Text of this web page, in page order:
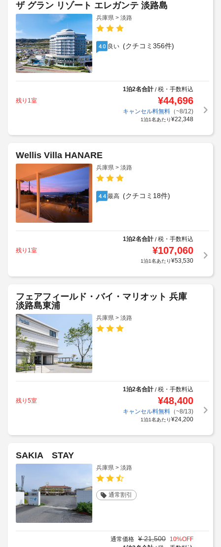
ザ グラン リゾート エレガンテ 淡路島
兵庫県 > 淡路
4.0 良い (クチコミ356件)
1泊2名合計/税・手数料込
残り1室
¥44,696
キャンセル料無料（~8/12)
1泊1名あたり¥22,348
Wellis Villa HANARE
兵庫県 > 淡路
4.4 最高 (クチコミ18件)
1泊2名合計/税・手数料込
残り1室
¥107,060
1泊1名あたり¥53,530
フェアフィールド・バイ・マリオット 兵庫
淡路島東浦
兵庫県 > 淡路
1泊2名合計/税・手数料込
残り5室
¥48,400
キャンセル料無料（~8/13)
1泊1名あたり¥24,200
SAKIA STAY
兵庫県 > 淡路
通常割引
通常価格 ¥ 21,500 10%OFF